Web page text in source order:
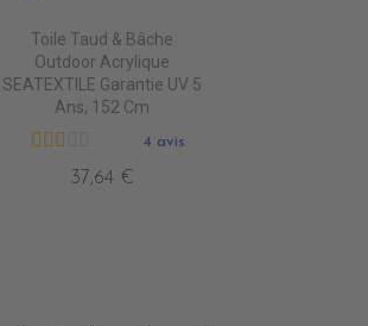
Toile Taud & Bâche
Outdoor Acrylique
SEATEXTILE Garantie UV 5
Ans, 152 Cm
4 avis
37,64 €